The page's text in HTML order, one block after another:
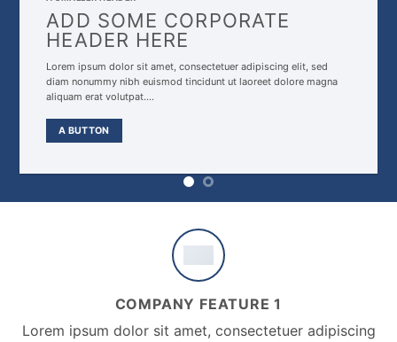
ADD SOME CORPORATE
HEADER HERE
Lorem ipsum dolor sit amet, consectetuer adipiscing elit, sed
diam nonummy nibh euismod tincidunt ut laoreet dolore magna
aliquam erat volutpat….
A BUTTON
COMPANY FEATURE 1
Lorem ipsum dolor sit amet, consectetuer adipiscing